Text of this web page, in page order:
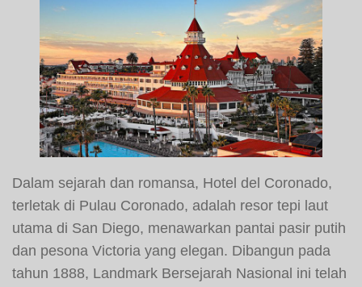
Dalam sejarah dan romansa, Hotel del Coronado,
terletak di Pulau Coronado, adalah resor tepi laut
utama di San Diego, menawarkan pantai pasir putih
dan pesona Victoria yang elegan. Dibangun pada
tahun 1888, Landmark Bersejarah Nasional ini telah